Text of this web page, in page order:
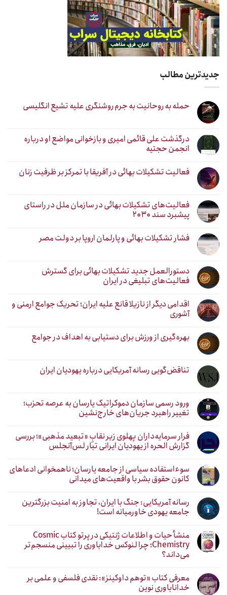
جدیدترین مطالب
حمله به روحانیت به جرم روشنگری علیه تشیع انگلیسی
درگذشت علی قائمی امیری و بازخوانی مواضع او درباره
انجمن حجتیه
فعالیت تشکیلات بهائی در آفریقا با تمرکز بر ظرفیت زنان
فعالیت‌های تشکیلات بهائی در سازمان ملل در راستای
پیشبرد سند ۲۰۳۰
فشار تشکیلات بهائی و پارلمان اروپا بر دولت مصر
دستورالعمل جدید تشکیلات بهائی برای گسترش
فعالیت‌های تبلیغی در ایران
اقدامی دیگر از نازیلا قانع علیه ایران؛ تحریک جوامع ارمنی و
آشوری
بهره‌گیری از ورزش برای دستیابی به اهداف در جوامع
تناقض‌گویی رسانه آمریکایی درباره یهودیان ایران
ورود رسمی سازمان دموکراتیک یارسان به عرصه تحزب؛
تغییر راهبرد جریان‌های خارج‌نشین
فرار سرمایه‌داران پهلوی زیر نقابِ «تبعید مذهبی»؛ بررسی
گزارش الحره از یهودیان ایرانی تبار لس‌آنجلس
سوءاستفاده سیاسی از جامعه یارسان؛ ناهمخوانی ادعاهای
کانون حقوق بشر با واقعیت‌های میدانی
رسانه آمریکایی: جنگ با ایران، تجاوز به امنیت بزرگترین
جامعه یهودی خاورمیانه است!
منشأ حیات و اطلاعات ژنتیکی در پرتو کتاب Cosmic
Chemistry؛ چرا لنوکس خداباوری را تبیینی منسجم‌تر
می‌داند؟
معرفی کتاب «توهم داوکینز»: نقدی فلسفی و علمی بر
خداناباوری نوین